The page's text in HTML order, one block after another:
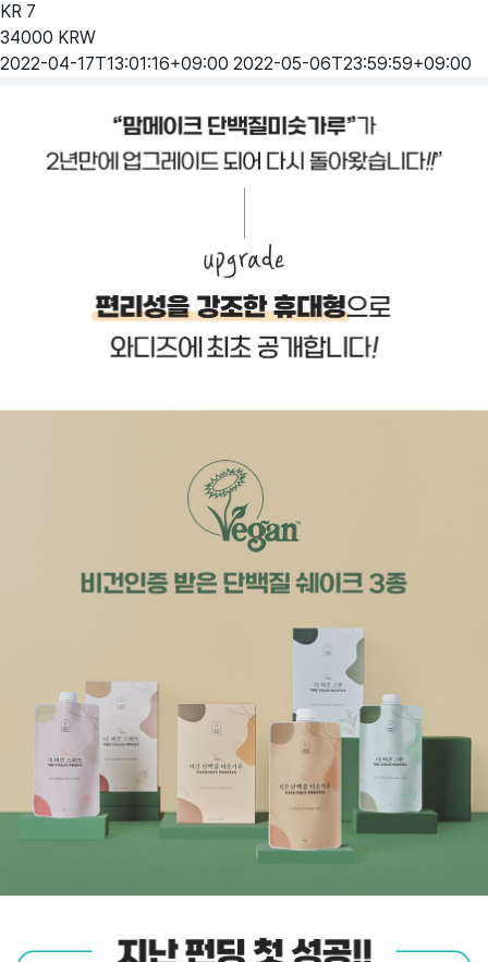
KR 7
34000 KRW
2022-04-17T13:01:16+09:00 2022-05-06T23:59:59+09:00